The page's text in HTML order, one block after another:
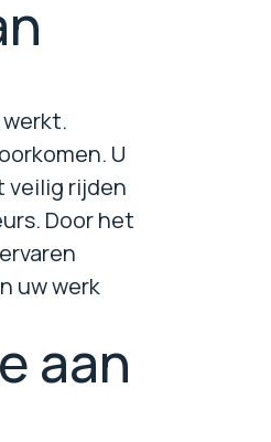
U
veilig rijden
Door het
uw werk
aan